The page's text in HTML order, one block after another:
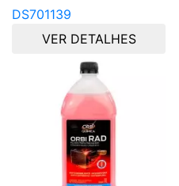
DS701139
VER DETALHES